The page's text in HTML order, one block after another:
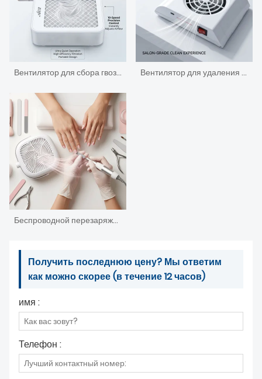
Вентилятор для сбора гвоздевой пыли, пылесос для сбора гвоздей, вакуумный насос Вентилятор для удаления ногтей, пылесос для маникюрного салона.
Беспроводной перезаряжаемый акриловый пылесборник со встроенным бесшумным механизмом для сбора пыли с ногтей.
Получить последнюю цену? Мы ответим
как можно скорее (в течение 12 часов)
имя :
Телефон :